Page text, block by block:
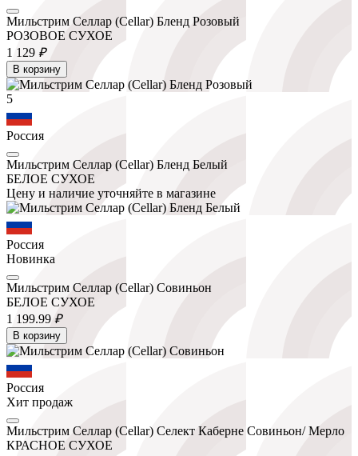
Мильстрим Селлар (Cellar) Бленд Розовый
РОЗОВОЕ СУХОЕ
1 129 ₽
В корзину
5
Россия
Мильстрим Селлар (Cellar) Бленд Белый
БЕЛОЕ СУХОЕ
Цену и наличие уточняйте в магазине
Россия
Новинка
Мильстрим Селлар (Cellar) Совиньон
БЕЛОЕ СУХОЕ
1 199.99 ₽
В корзину
Россия
Хит продаж
Мильстрим Селлар (Cellar) Селект Каберне Совиньон/ Мерло
КРАСНОЕ СУХОЕ